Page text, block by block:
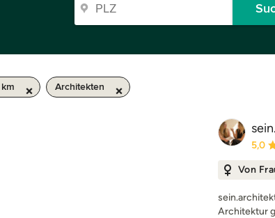
Architekten
5,0
Von
Architektur